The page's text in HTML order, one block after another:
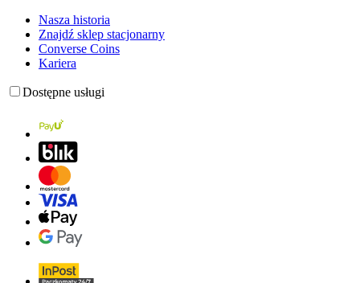
Nasza historia
Znajdź sklep stacjonarny
Converse Coins
Kariera
Dostępne usługi